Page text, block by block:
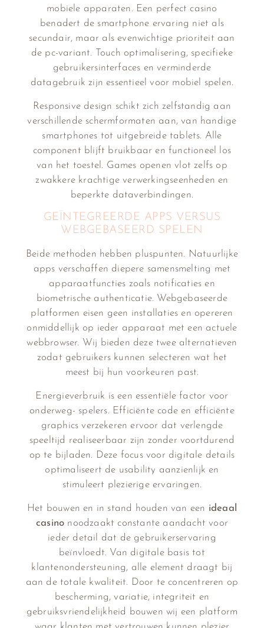
mobiele apparaten. Een perfect casino
benadert de smartphone ervaring niet als
secundair, maar als evenwichtige prioriteit aan
de pc-variant. Touch optimalisering, specifieke
gebruikersinterfaces en verminderde
datagebruik zijn essentieel voor mobiel spelen.
Responsive design schikt zich zelfstandig aan
verschillende schermformaten aan, van handige
smartphones tot uitgebreide tablets. Alle
component blijft bruikbaar en functioneel los
van het toestel. Games openen vlot zelfs op
zwakkere krachtige verwerkingseenheden en
beperkte dataverbindingen.
GEÏNTEGREERDE APPS VERSUS
WEBGEBASEERD SPELEN
Beide methoden hebben pluspunten. Natuurlijke
apps verschaffen diepere samensmelting met
apparaatfuncties zoals notificaties en
biometrische authenticatie. Webgebaseerde
platformen eisen geen installaties en opereren
onmiddellijk op ieder apparaat met een actuele
webbrowser. Wij bieden deze twee alternatieven
zodat gebruikers kunnen selecteren wat het
meest bij hun voorkeuren past.
Energieverbruik is een essentiële factor voor
onderweg- spelers. Efficiënte code en efficiënte
graphics verzekeren ervoor dat verlengde
speeltijd realiseerbaar zijn zonder voortdurend
op te bijladen. Deze focus voor digitale details
optimaliseert de usability aanzienlijk en
stimuleert plezierige ervaringen.
Het bouwen en in stand houden van een ideaal
casino noodzaakt constante aandacht voor
ieder detail dat de gebruikerservaring
beïnvloedt. Van digitale basis tot
klantenondersteuning, alle element draagt bij
aan de totale kwaliteit. Door te concentreren op
bescherming, variatie, integriteit en
gebruiksvriendelijkheid bouwen wij een platform